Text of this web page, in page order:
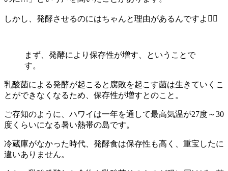
しかし、発酵させるのにはちゃんと理由があるんですよ 🙋‍♀️
まず、発酵により保存性が増す、ということで
す。
乳酸菌による発酵が起こると腐敗を起こす菌は生きていくこ
とができなくなるため、保存性が増すとのこと。
ご存知のように、ハワイは一年を通して最高気温が27度～30
度くらいになる暑い熱帯の島です。
冷蔵庫がなかった時代、発酵食は保存性も高く、重宝したに
違いありません。